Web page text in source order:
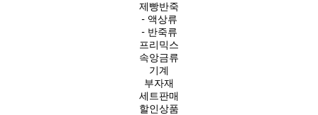
제빵반죽
- 액상류
- 반죽류
프리믹스
속앙금류
기계
부자재
세트판매
할인상품